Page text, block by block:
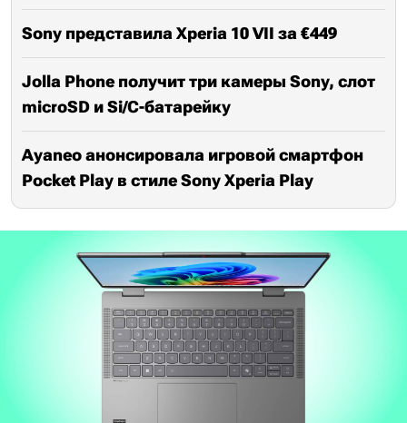
Sony представила Xperia 10 VII за €449
Jolla Phone получит три камеры Sony, слот
microSD и Si/C-батарейку
Ayaneo анонсировала игровой смартфон
Pocket Play в стиле Sony Xperia Play